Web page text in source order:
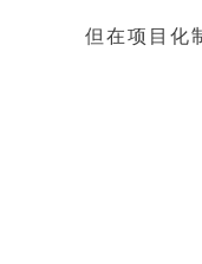
但在项目化